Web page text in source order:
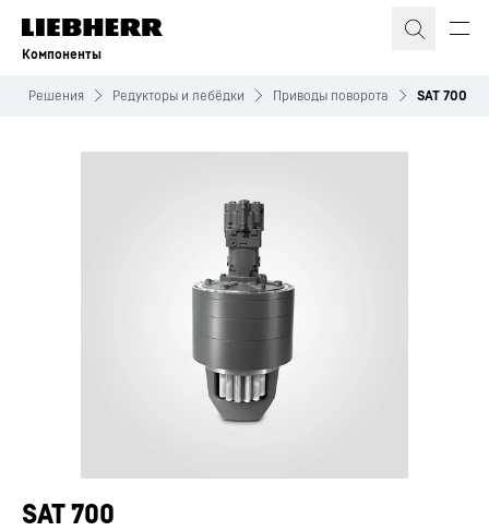
Компоненты
Решения Редукторы и лебёдки Приводы поворота SAT 700
SAT 700